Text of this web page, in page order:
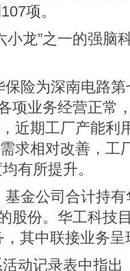
项。
小龙”之一的强脑
险为深南电路
项业务经营正常
近期工厂产能利
求相对改善，工
有所提升。
金公司合计持
股份。华工科技
其中联接业务
动记录表中指